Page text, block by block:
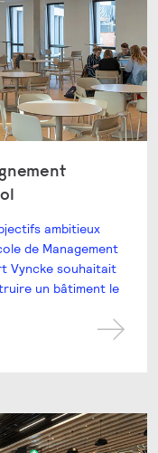
ambitieux
de Management
Vyncke souhaitait
un bâtiment le